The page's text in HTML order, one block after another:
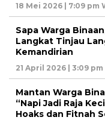
18 Mei 2026 | 7:09 pm
Sapa Warga
Langkat Tinjau
Kemandirian
21 April 2026 | 3:09 pm
Mantan Warga
“Napi Jadi Raja
Hoaks dan Fitnah